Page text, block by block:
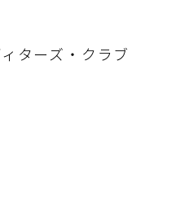
ターズ・クラブ